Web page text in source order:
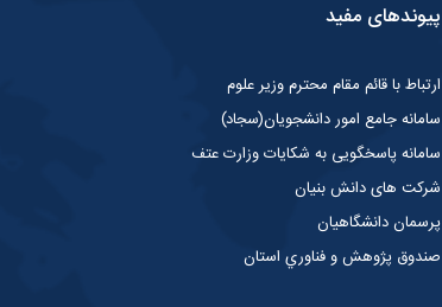
پیوندهای مفید
ارتباط با قائم مقام محترم وزیر علوم
سامانه جامع امور دانشجویان(سجاد)
سامانه پاسخگویی به شکایات وزارت عتف
شرکت های دانش بنیان
پرسمان دانشگاهیان
صندوق پژوهش و فناوري استان